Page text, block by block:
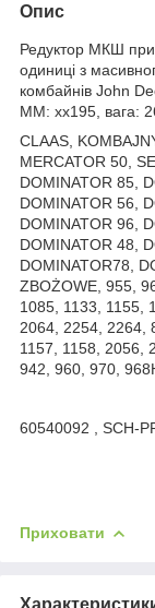
Опис
Редуктор МКШ
одиниці з
комбайнів John
ММ: xx195, вага:
CLAAS,
MERCATOR 50,
DOMINATOR 85,
DOMINATOR 56,
DOMINATOR 96,
DOMINATOR 48,
DOMINATOR78,
ZBOŻOWE, 955,
1085, 1133, 1155,
2064, 2254, 2264,
1157, 1158, 2056,
942, 960, 970,
60540092 , SCH-
Приховати